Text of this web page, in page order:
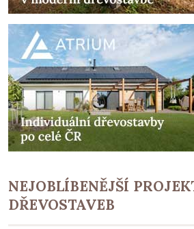
NEJOBLÍBENĚJŠÍ
DŘEVOSTAVEB